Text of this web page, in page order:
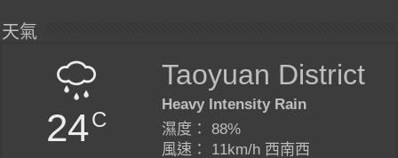
天氣
24C
Taoyuan District
Heavy Intensity Rain
濕度： 88%
風速： 11km/h 西南西